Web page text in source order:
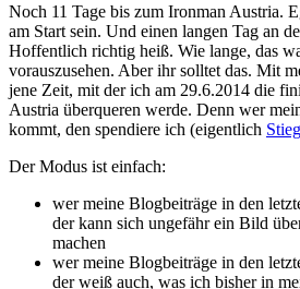
Noch 11 Tage bis zum Ironman Austria.
am Start sein. Und einen langen Tag an
Hoffentlich richtig heiß. Wie lange, das
vorauszusehen. Aber ihr solltet das. Mit
jene Zeit, mit der ich am 29.6.2014 die
Austria überqueren werde. Denn wer
kommt, den spendiere ich (eigentlich
Der Modus ist einfach:
wer meine Blogbeiträge in den
der kann sich ungefähr ein Bild
machen
wer meine Blogbeiträge in den
der weiß auch, was ich bisher in